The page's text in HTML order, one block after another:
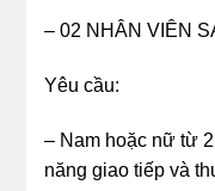
– 02 NHÂN VIÊN
Yêu cầu:
– Nam hoặc nữ từ
năng giao tiếp và